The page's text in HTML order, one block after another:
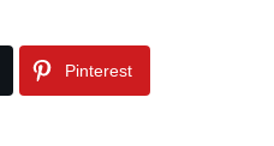
Pinterest